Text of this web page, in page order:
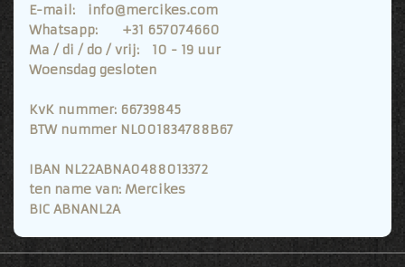
E-mail: info@mercikes.com
Whatsapp: +31 657074660
Ma / di / do / vrij: 10 - 19 uur
Woensdag gesloten
KvK nummer: 66739845
BTW nummer NL001834788B67
IBAN NL22ABNA0488013372
ten name van: Mercikes
BIC ABNANL2A